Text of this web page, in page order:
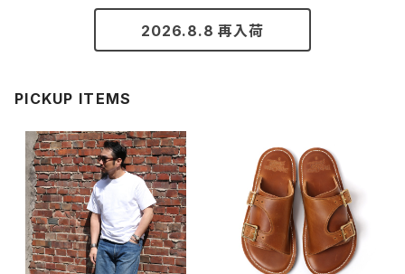
2026.8.8 再入荷
PICKUP ITEMS